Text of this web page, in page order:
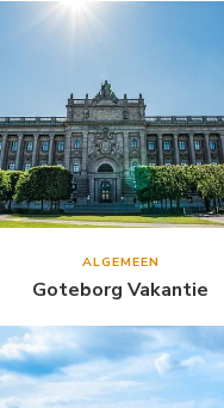
ALGEMEEN
Goteborg Vakantie